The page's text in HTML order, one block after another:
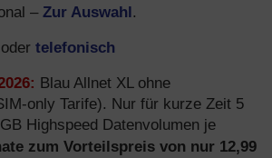
– Zur Auswahl.
oder telefonisch
Blau Allnet XL ohne
only Tarife). Nur für kurze Zeit 5
Highspeed Datenvolumen je
zum Vorteilspreis von nur 12,99